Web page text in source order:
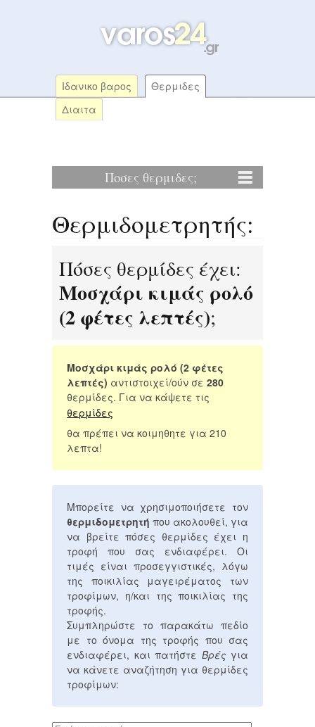
Ιδανικο βαρος
Θερμιδες
Διαιτα
Ποσες θερμιδες;
Θερμιδομετρητής:
Πόσες θερμίδες έχει:
Μοσχάρι κιμάς ρολό
(2 φέτες λεπτές);
Μοσχάρι κιμάς ρολό (2 φέτες
λεπτές) αντιστοιχεί/ούν σε 280
θερμίδες. Για να κάψετε τις
θερμίδες
θα πρέπει να κοιμηθητε για 210
λεπτα!
Μπορείτε να χρησιμοποιήσετε τον
θερμιδομετρητή που ακολουθεί, για
να βρείτε πόσες θερμίδες έχει η
τροφή που σας ενδιαφέρει. Οι
τιμές είναι προσεγγιστικές, λόγω
της ποικιλίας μαγειρέματος των
τροφίμων, η/και της ποικιλίας της
τροφής.
Συμπληρώστε το παρακάτω πεδίο
με το όνομα της τροφής που σας
ενδιαφέρει, και πατήστε Βρές για
να κάνετε αναζήτηση για θερμίδες
τροφίμων: